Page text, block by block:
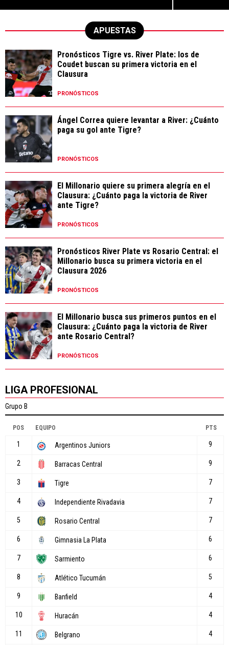
APUESTAS
Pronósticos Tigre vs. River Plate: los de
Coudet buscan su primera victoria en el
Clausura
PRONÓSTICOS
Ángel Correa quiere levantar a River: ¿Cuánto
paga su gol ante Tigre?
PRONÓSTICOS
El Millonario quiere su primera alegría en el
Clausura: ¿Cuánto paga la victoria de River
ante Tigre?
PRONÓSTICOS
Pronósticos River Plate vs Rosario Central: el
Millonario busca su primera victoria en el
Clausura 2026
PRONÓSTICOS
El Millonario busca sus primeros puntos en el
Clausura: ¿Cuánto paga la victoria de River
ante Rosario Central?
PRONÓSTICOS
LIGA PROFESIONAL